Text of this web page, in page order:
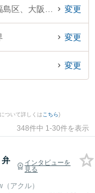
士や小西法律事務所の川
相談したい』『芸能・エ
を検索したい』『初回相
内の弁護士に相談予約し
変更
変更
変更
ついて詳しくはこちら)
348件中 1-30件を表示
弁
インタビューを
見る
アクル）